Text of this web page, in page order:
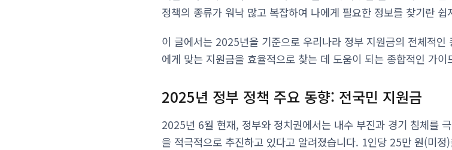
정책의 종류가 워낙 많고 복잡하여 나에게 필요한 정보를 찾기란 쉽
이 글에서는 2025년을 기준으로 우리나라 정부 지원금의 전체적
에게 맞는 지원금을 효율적으로 찾는 데 도움이 되는 종합적인 가
2025년 정부 정책 주요 동향: 전국민 지원금
2025년 6월 현재, 정부와 정치권에서는 내수 부진과 경기 침체를
을 적극적으로 추진하고 있다고 알려졌습니다. 1인당 25만 원(미